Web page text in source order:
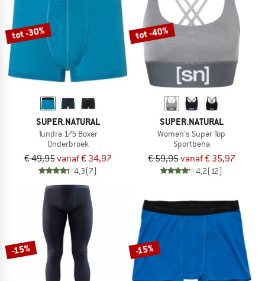
tot -30%
SUPER.NATURAL
Tundra 175 Boxer
Onderbroek
€ 49,95vanaf € 34,97
4,3(7)
tot -40%
SUPER.NATURAL
Women's Super Top
Sportbeha
€ 59,95vanaf € 35,97
4,2(12)
-15% -15%